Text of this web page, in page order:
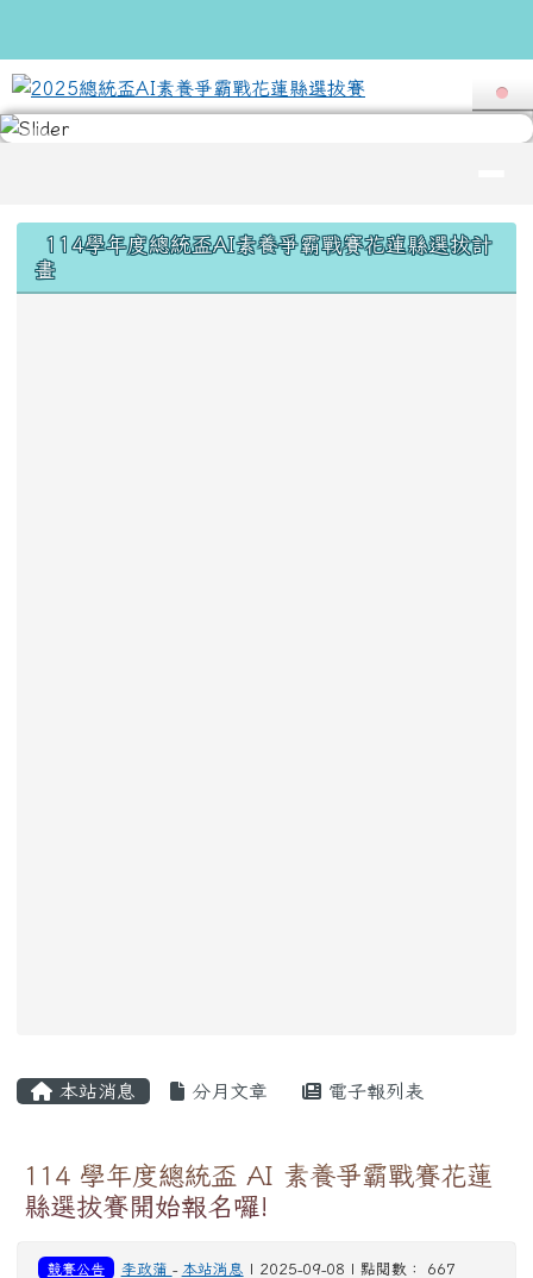
上中區域內容
114學年度總統盃AI素養爭霸戰賽花蓮縣選拔計
畫
本站消息 分月文章 電子報列表
114 學年度總統盃 AI 素養爭霸戰賽花蓮
縣選拔賽開始報名囉!
競賽公告 李政蒲 - 本站消息 | 2025-09-08 | 點閱數： 667
頁尾區域